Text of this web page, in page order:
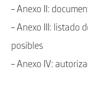
– Anexo II:
– Anexo III: listado
posibles
– Anexo IV: